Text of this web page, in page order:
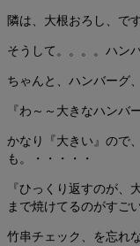
隣は、大根おろし、です
そうして。。。。ハン
ちゃんと、ハンバーグ
『わ～～大きなハンバ
かなり『大きい』ので
も。・・・・・
『ひっくり返すのが、
まで焼けてるのがすご
竹串チェック、を忘れ